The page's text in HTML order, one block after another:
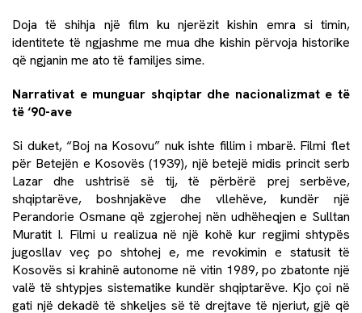
Doja të shihja një film ku njerëzit kishin emra si timin,
identitete të ngjashme me mua dhe kishin përvoja historike
që ngjanin me ato të familjes sime.
Narrativat e munguar shqiptar dhe nacionalizmat e të
të ‘90-ave
Si duket, “Boj na Kosovu” nuk ishte fillim i mbarë. Filmi flet
për Betejën e Kosovës (1939), një betejë midis princit serb
Lazar dhe ushtrisë së tij, të përbërë prej serbëve,
shqiptarëve, boshnjakëve dhe vllehëve, kundër një
Perandorie Osmane që zgjerohej nën udhëheqjen e Sulltan
Muratit I. Filmi u realizua në një kohë kur regjimi shtypës
jugosllav veç po shtohej e, me revokimin e statusit të
Kosovës si krahinë autonome në vitin 1989, po zbatonte një
valë të shtypjes sistematike kundër shqiptarëve. Kjo çoi në
gati një dekadë të shkeljes së të drejtave të njeriut, gjë që